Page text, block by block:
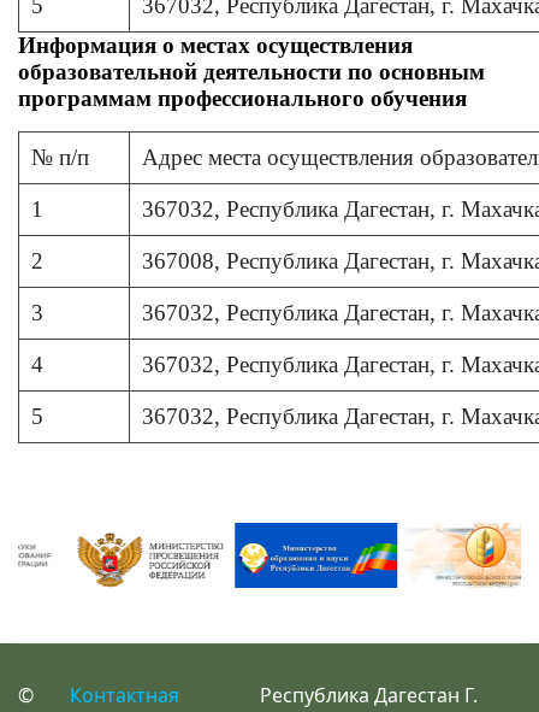
5
367032, Республика Дагестан, г.
Информация о местах осуществления
образовательной деятельности по основным
программам профессионального обучения
№ п/п Адрес места осуществления
1 367032, Республика Дагестан, г.
2 367008, Республика Дагестан, г.
3 367032, Республика Дагестан, г.
4 367032, Республика Дагестан, г.
5 367032, Республика Дагестан, г.
©
Контактная
Республика Дагестан Г.